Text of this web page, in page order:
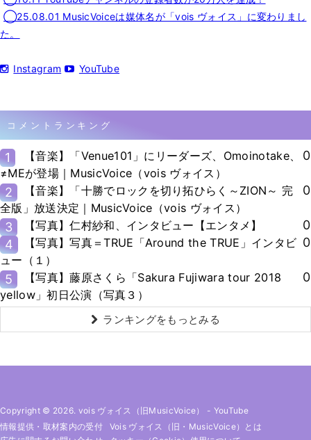
◯25.08.01 MusicVoiceは媒体名が「vois ヴォイス」に変わりまし
た。
Instagram YouTube
コメントランキング
1
【音楽】「Venue101」にリーダーズ、Omoinotake、
≠MEが登場｜MusicVoice（vois ヴォイス）
0
2
【音楽】「十勝でロックを切り拓ひらく～ZION～ 完
全版」放送決定｜MusicVoice（vois ヴォイス）
0
3 【写真】仁村紗和、インタビュー【エンタメ】
0
4
【写真】写真＝TRUE「Around the TRUE」インタビ
ュー（１）
0
5
【写真】藤原さくら「Sakura Fujiwara tour 2018
yellow」初日公演（写真３）
0
ランキングをもっとみる
Copyright © 2026. vois ヴォイス（旧MusicVoice） - YouTube
情報提供・取材案内の受付
Vois ヴォイス（旧・MusicVoice）とは